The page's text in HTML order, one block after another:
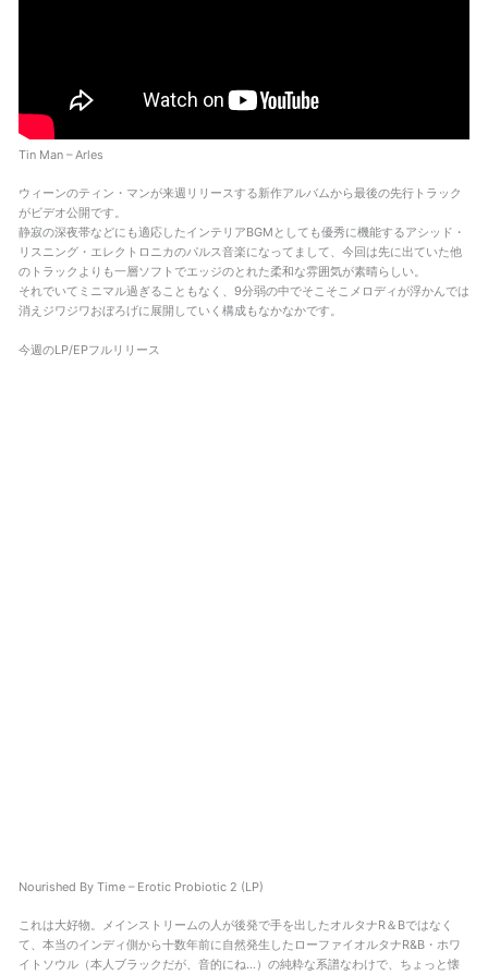
Tin Man – Arles
ウィーンのティン・マンが来週リリースする新作アルバムから最後の先行トラック
がビデオ公開です。
静寂の深夜帯などにも適応したインテリアBGMとしても優秀に機能するアシッド・
リスニング・エレクトロニカのパルス音楽になってまして、今回は先に出ていた他
のトラックよりも一層ソフトでエッジのとれた柔和な雰囲気が素晴らしい。
それでいてミニマル過ぎることもなく、9分弱の中でそこそこメロディが浮かんでは
消えジワジワおぼろげに展開していく構成もなかなかです。
今週のLP/EPフルリリース
Nourished By Time – Erotic Probiotic 2 (LP)
これは大好物。メインストリームの人が後発で手を出したオルタナR＆Bではなく
て、本当のインディ側から十数年前に自然発生したローファイオルタナR&B・ホワ
イトソウル（本人ブラックだが、音的にね…）の純粋な系譜なわけで、ちょっと懐